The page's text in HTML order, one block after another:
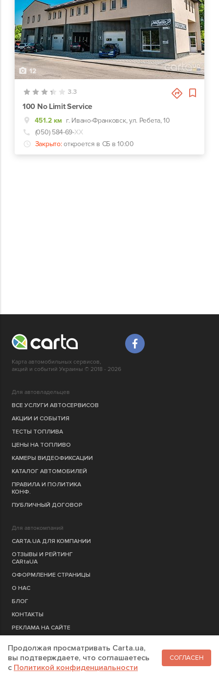
12
3.3
100 No Limit Service
451.2 км г. Ивано-Франковск, ул. Ребета, 10
(050) 584-69-ХХ
Закрыто: откроется в СБ в 10:00
Карта автомобильных сервисов,
акций и событий Украины © 2018 - 2026
Для автовладельцев
ВСЕ УСЛУГИ АВТОСЕРВИСОВ
АКЦИИ И СОБЫТИЯ
ТЕСТЫ ТОПЛИВА
ЦЕНЫ НА ТОПЛИВО
КАМЕРЫ ВИДЕОФИКСАЦИИ
КАТАЛОГ АВТОМОБИЛЕЙ
ПРАВИЛА И ПОЛИТИКА
КОНФ.
ПУБЛИЧНЫЙ ДОГОВОР
Для автокомпаний
CARTA.UA ДЛЯ КОМПАНИИ
ОТЗЫВЫ И РЕЙТИНГ
CARtaUA
ОФОРМЛЕНИЕ СТРАНИЦЫ
О НАС
БЛОГ
КОНТАКТЫ
РЕКЛАМА НА САЙТЕ
РЕГИСТРАЦИЯ КОМПАНИЮ
Продолжая просматривать Carta.ua,
вы подтверждаете, что соглашаетесь
c Политикой конфиденциальности
СОГЛАСЕН